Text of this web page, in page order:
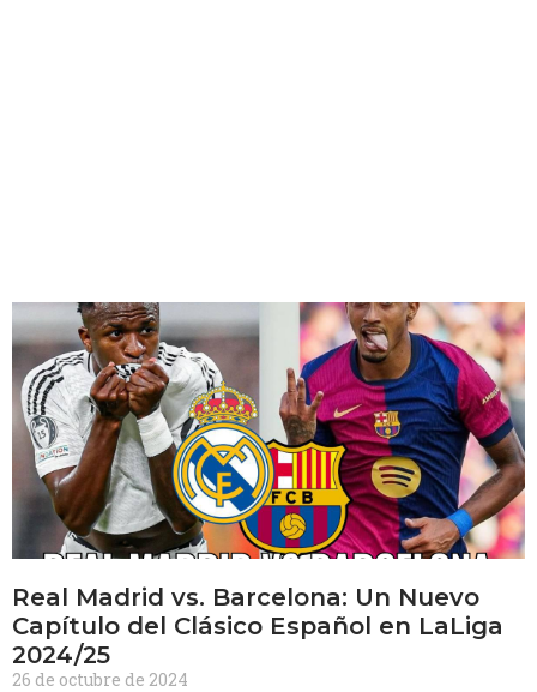
Real Madrid vs. Barcelona: Un Nuevo
Capítulo del Clásico Español en LaLiga
2024/25
26 de octubre de 2024